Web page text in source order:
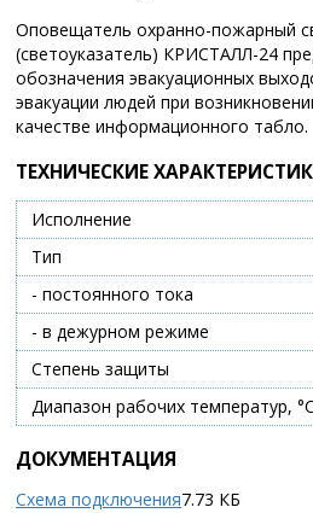
Оповещатель охранно-пожарный
(светоуказатель) КРИСТАЛЛ-24
обозначения эвакуационных
эвакуации людей при
качестве информационного табло.
ТЕХНИЧЕСКИЕ
Исполнение
Тип
- постоянного тока
- в дежурном режиме
Степень защиты
Диапазон рабочих температур, °С
ДОКУМЕНТАЦИЯ
Схема подключения7.73 КБ